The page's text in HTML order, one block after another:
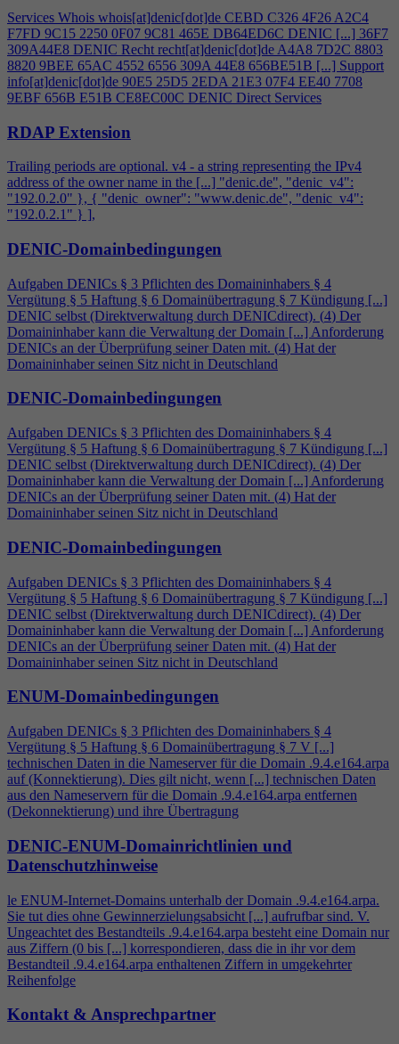
Services Whois whois[at]denic[dot]de CEBD C326 4F26 A2C4
F7FD 9C15 2250 0F07 9C81 465E DB64ED6C DENIC [...] 36F7
309A44E8 DENIC Recht recht[at]denic[dot]de A4A8 7D2C 8803
8820 9BEE 65AC 4552 6556 309A 44E8 656BE51B [...] Support
info[at]denic[dot]de 90E5 25D5 2EDA 21E3 07F4 EE40 7708
9EBF 656B E51B CE8EC00C DENIC Direct Services
RDAP Extension
Trailing periods are optional. v4 - a string representing the IPv4
address of the owner name in the [...] "denic.de", "denic_v4":
"192.0.2.0" }, { "denic_owner": "www.denic.de", "denic_v4":
"192.0.2.1" } ],
DENIC-Domainbedingungen
Aufgaben DENICs § 3 Pflichten des Domaininhabers § 4
Vergütung § 5 Haftung § 6 Domainübertragung § 7 Kündigung [...]
DENIC selbst (Direktverwaltung durch DENICdirect). (4) Der
Domaininhaber kann die Verwaltung der Domain [...] Anforderung
DENICs an der Überprüfung seiner Daten mit. (4) Hat der
Domaininhaber seinen Sitz nicht in Deutschland
DENIC-Domainbedingungen
Aufgaben DENICs § 3 Pflichten des Domaininhabers § 4
Vergütung § 5 Haftung § 6 Domainübertragung § 7 Kündigung [...]
DENIC selbst (Direktverwaltung durch DENICdirect). (4) Der
Domaininhaber kann die Verwaltung der Domain [...] Anforderung
DENICs an der Überprüfung seiner Daten mit. (4) Hat der
Domaininhaber seinen Sitz nicht in Deutschland
DENIC-Domainbedingungen
Aufgaben DENICs § 3 Pflichten des Domaininhabers § 4
Vergütung § 5 Haftung § 6 Domainübertragung § 7 Kündigung [...]
DENIC selbst (Direktverwaltung durch DENICdirect). (4) Der
Domaininhaber kann die Verwaltung der Domain [...] Anforderung
DENICs an der Überprüfung seiner Daten mit. (4) Hat der
Domaininhaber seinen Sitz nicht in Deutschland
ENUM-Domainbedingungen
Aufgaben DENICs § 3 Pflichten des Domaininhabers § 4
Vergütung § 5 Haftung § 6 Domainübertragung § 7 V [...]
technischen Daten in die Nameserver für die Domain .9.4.e164.arpa
auf (Konnektierung). Dies gilt nicht, wenn [...] technischen Daten
aus den Nameservern für die Domain .9.4.e164.arpa entfernen
(Dekonnektierung) und ihre Übertragung
DENIC-ENUM-Domainrichtlinien und
Datenschutzhinweise
le ENUM-Internet-Domains unterhalb der Domain .9.4.e164.arpa.
Sie tut dies ohne Gewinnerzielungsabsicht [...] aufrufbar sind. V.
Ungeachtet des Bestandteils .9.4.e164.arpa besteht eine Domain nur
aus Ziffern (0 bis [...] korrespondieren, dass die in ihr vor dem
Bestandteil .9.4.e164.arpa enthaltenen Ziffern in umgekehrter
Reihenfolge
Kontakt & Ansprechpartner